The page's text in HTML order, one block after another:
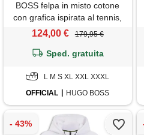
BOSS felpa in misto cotone
con grafica ispirata al tennis,
bianco
124,00 € 179,95 €
Sped. gratuita
L M S XL XXL XXXL
OFFICIAL
HUGO BOSS